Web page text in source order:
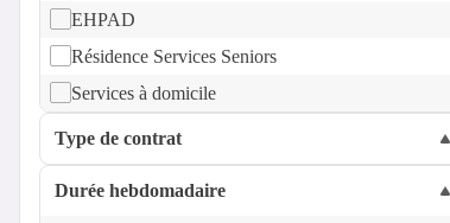
EHPAD
Résidence Services Seniors
Services à domicile
Type de contrat
Durée hebdomadaire